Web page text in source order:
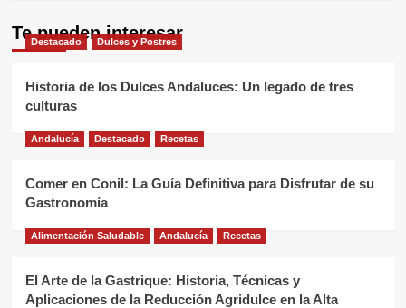
Te pueden interesar
Destacado Dulces y Postres
Historia de los Dulces Andaluces: Un legado de tres
culturas
Andalucía Destacado Recetas
Comer en Conil: La Guía Definitiva para Disfrutar de su
Gastronomía
Alimentación Saludable Andalucía Recetas
El Arte de la Gastrique: Historia, Técnicas y
Aplicaciones de la Reducción Agridulce en la Alta